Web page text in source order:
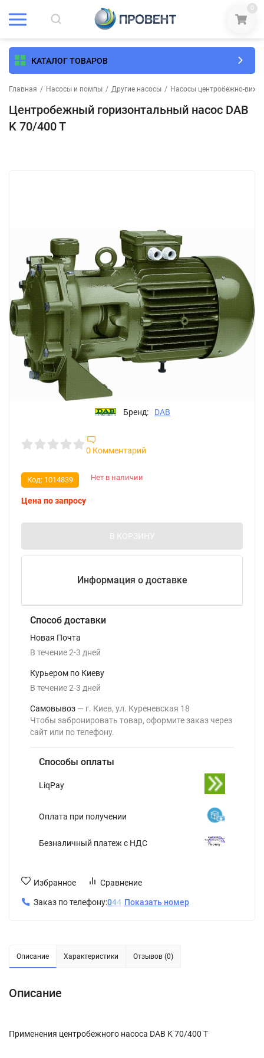
0
КАТАЛОГ ТОВАРОВ
Главная / Насосы и помпы / Другие насосы / Насосы центробежно-
Центробежный горизонтальный насос DAB
K 70/400 T
Бренд: DAB
0 Комментарий
Нет в наличии
Код: 1014839
Цена по запросу
В КОРЗИНУ
Информация о доставке
Способ доставки
Новая Почта
В течение2-3 дней
Курьером по Киеву
В течение2-3 дней
Самовывоз
г. Киев, ул. Куреневская 18
Чтобы забронировать товар, оформите заказ через
сайт или по телефону.
Способы оплаты
LiqPay
Оплата при получении
Безналичный платеж с НДС
Избранное Сравнение
Заказ по телефону:044 Показать номер
Описание Характеристики Отзывов (0)
Описание
Применения центробежного насоса DAB K 70/400 T